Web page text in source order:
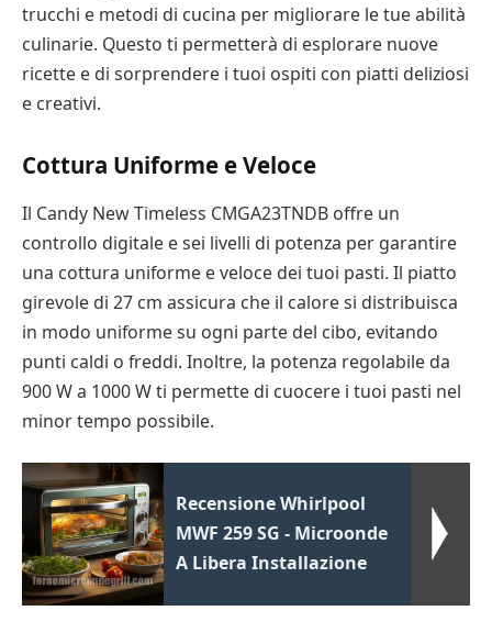
trucchi e metodi di cucina per migliorare le tue abilità
culinarie. Questo ti permetterà di esplorare nuove
ricette e di sorprendere i tuoi ospiti con piatti deliziosi
e creativi.
Cottura Uniforme e Veloce
Il Candy New Timeless CMGA23TNDB offre un
controllo digitale e sei livelli di potenza per garantire
una cottura uniforme e veloce dei tuoi pasti. Il piatto
girevole di 27 cm assicura che il calore si distribuisca
in modo uniforme su ogni parte del cibo, evitando
punti caldi o freddi. Inoltre, la potenza regolabile da
900 W a 1000 W ti permette di cuocere i tuoi pasti nel
minor tempo possibile.
Recensione Whirlpool
MWF 259 SG - Microonde
A Libera Installazione